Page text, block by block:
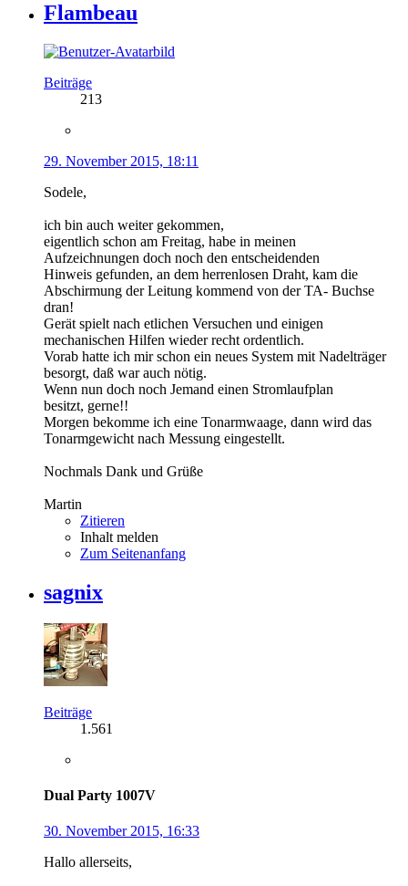
Flambeau
Beiträge
213
29. November 2015, 18:11
Sodele,
ich bin auch weiter gekommen,
eigentlich schon am Freitag, habe in meinen
Aufzeichnungen doch noch den entscheidenden
Hinweis gefunden, an dem herrenlosen Draht, kam die
Abschirmung der Leitung kommend von der TA- Buchse
dran!
Gerät spielt nach etlichen Versuchen und einigen
mechanischen Hilfen wieder recht ordentlich.
Vorab hatte ich mir schon ein neues System mit Nadelträger
besorgt, daß war auch nötig.
Wenn nun doch noch Jemand einen Stromlaufplan
besitzt, gerne!!
Morgen bekomme ich eine Tonarmwaage, dann wird das
Tonarmgewicht nach Messung eingestellt.
Nochmals Dank und Grüße
Martin
Zitieren
Inhalt melden
Zum Seitenanfang
sagnix
Beiträge
1.561
Dual Party 1007V
30. November 2015, 16:33
Hallo allerseits,